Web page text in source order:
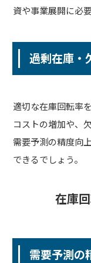
資や事業展開に必
過剰在庫・
適切な在庫回転率
コストの増加や、
需要予測の精度向
できるでしょう。
在庫
需要予測の